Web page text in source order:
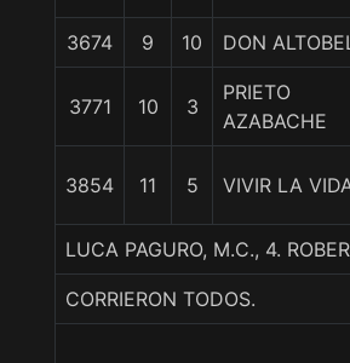
3674 9 10 DON
3771 10 3
PRIETO
AZABACHE
3854 11 5 VIVIR LA
LUCA PAGURO, M.C., 4.
CORRIERON TODOS.